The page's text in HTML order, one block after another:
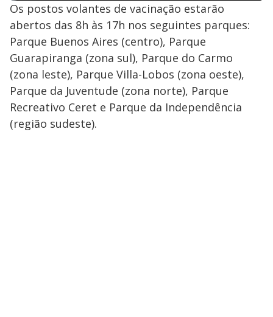
Os postos volantes de vacinação estarão
abertos das 8h às 17h nos seguintes parques:
Parque Buenos Aires (centro), Parque
Guarapiranga (zona sul), Parque do Carmo
(zona leste), Parque Villa-Lobos (zona oeste),
Parque da Juventude (zona norte), Parque
Recreativo Ceret e Parque da Independência
(região sudeste).